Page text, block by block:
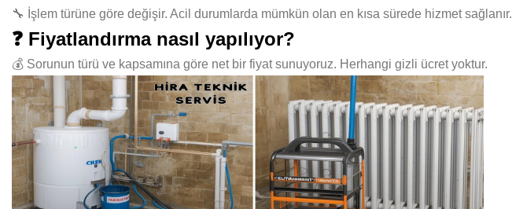
🔧 İşlem türüne göre değişir. Acil durumlarda mümkün olan en kısa sürede hizmet sağlanır.
❓ Fiyatlandırma nasıl yapılıyor?
💰 Sorunun türü ve kapsamına göre net bir fiyat sunuyoruz. Herhangi gizli ücret yoktur.